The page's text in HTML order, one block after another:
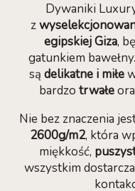
Dywaniki
z
egipskiej Giza,
gatunkiem
są delikatne i miłe
bardzo trwałe
Nie bez znaczenia
2600g/m2, która
miękkość,
wszystkim